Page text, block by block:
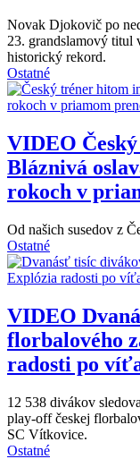
Novak Djokovič po
23. grandslamový
historický rekord.
Ostatné
VIDEO
Bláznivá
rokoch v
Od našich susedov z
Ostatné
VIDEO
florbalového
radosti po
12 538 divákov
play-off českej
SC Vítkovice.
Ostatné